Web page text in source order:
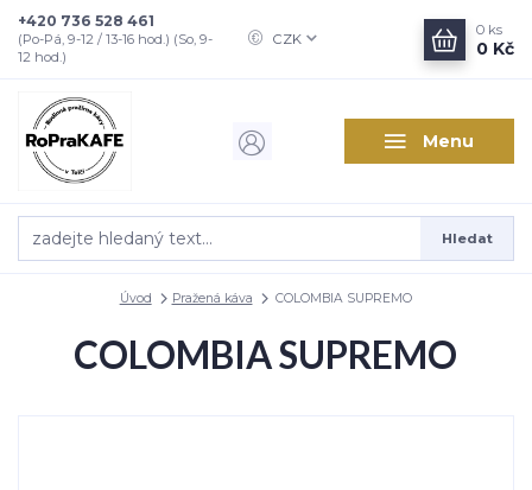
Menu
CZK
Hledat
+420 736 528 461
(Po-Pá, 9-12 / 13-16 hod.) (So, 9-
12 hod.)
0 ks
0 Kč
Úvod Pražená káva COLOMBIA SUPREMO
COLOMBIA SUPREMO